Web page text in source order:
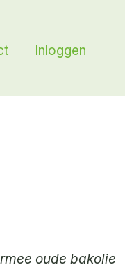
Inloggen
oude bakolie